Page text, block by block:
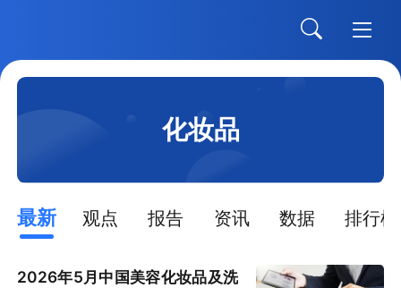
化妆品
最新 观点 报告 资讯 数据 排行榜
2026年5月中国美容化妆品及洗